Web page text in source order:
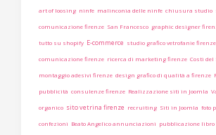
art of loosing ninfe malinconia delle ninfe chiusura studio
comunicazione firenze San Francesco graphic designer
tutto su shopify E-commerce studio grafico vetrofanie firenze
comunicazione firenze ricerca di marketing firenze Costi del
montaggio adesivi firenze design grafico di qualità a firenze
pubblicità consulenze firenze Realizzazione siti in Joomla
organico sito vetrina firenze recruiting Siti in Joomla foto
confezioni Beato Angelico annunciazioni pubblicazione libro